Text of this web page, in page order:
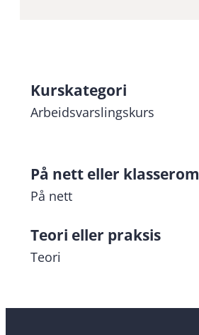
Kurskategori
Arbeidsvarslingskurs
På nett eller klasserom
På nett
Teori eller praksis
Teori